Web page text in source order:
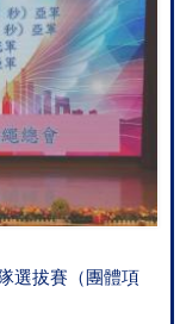
選拔賽（團體項